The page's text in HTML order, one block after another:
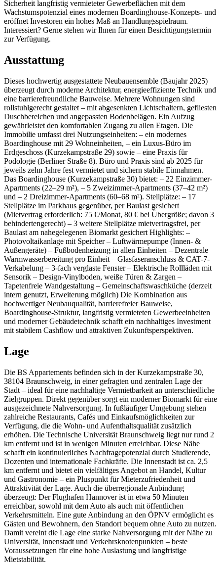
Sicherheit langfristig vermieteter Gewerbeflächen mit dem
Wachstumspotenzial eines modernen Boardinghouse-Konzepts- und
eröffnet Investoren ein hohes Maß an Handlungsspielraum.
Interessiert? Gerne stehen wir Ihnen für einen Besichtigungstermin
zur Verfügung.
Ausstattung
Dieses hochwertig ausgestattete Neubauensemble (Baujahr 2025)
überzeugt durch moderne Architektur, energieeffiziente Technik und
eine barrierefreundliche Bauweise. Mehrere Wohnungen sind
rollstuhlgerecht gestaltet – mit abgesenkten Lichtschaltern, gefliesten
Duschbereichen und angepassten Bodenbelägen. Ein Aufzug
gewährleistet den komfortablen Zugang zu allen Etagen. Die
Immobilie umfasst drei Nutzungseinheiten: – ein modernes
Boardinghouse mit 29 Wohneinheiten, – ein Luxus-Büro im
Erdgeschoss (Kurzekampstraße 29) sowie – eine Praxis für
Podologie (Berliner Straße 8). Büro und Praxis sind ab 2025 für
jeweils zehn Jahre fest vermietet und sichern stabile Einnahmen.
Das Boardinghouse (Kurzekampstraße 30) bietet: – 22 Einzimmer-
Apartments (22–29 m²), – 5 Zweizimmer-Apartments (37–42 m²)
und – 2 Dreizimmer-Apartments (60–68 m²). Stellplätze: – 17
Stellplätze im Parkhaus gegenüber, per Baulast gesichert
(Mietvertrag erforderlich: 75 €/Monat, 80 € bei Übergröße; davon 3
behindertengerecht) – 3 weitere Stellplätze mietvertragsfrei, per
Baulast am nahegelegenen Biomarkt gesichert Highlights: –
Photovoltaikanlage mit Speicher – Luftwärmepumpe (Innen- &
Außengeräte) – Fußbodenheizung in allen Einheiten – Dezentrale
Warmwasserbereitung pro Einheit – Glasfaseranschluss & CAT-7-
Verkabelung – 3-fach verglaste Fenster – Elektrische Rollläden mit
Sensorik – Design-Vinylboden, weiße Türen & Zargen –
Tapetenfreie Wandgestaltung – Gemeinschaftswaschküche (derzeit
intern genutzt, Erweiterung möglich) Die Kombination aus
hochwertiger Neubauqualität, barrierefreier Bauweise,
Boardinghouse-Struktur, langfristig vermieteten Gewerbeeinheiten
und moderner Gebäudetechnik schafft ein nachhaltiges Investment
mit stabilem Cashflow und attraktiven Zukunftsperspektiven.
Lage
Die BS Appartements befinden sich in der Kurzekampstraße 30,
38104 Braunschweig, in einer gefragten und zentralen Lage der
Stadt – ideal für eine nachhaltige Vermietbarkeit an unterschiedliche
Zielgruppen. Direkt gegenüber sorgt ein moderner Biomarkt für eine
ausgezeichnete Nahversorgung. In fußläufiger Umgebung stehen
zahlreiche Restaurants, Cafés und Einkaufsmöglichkeiten zur
Verfügung, die die Wohn- und Aufenthaltsqualität zusätzlich
erhöhen. Die Technische Universität Braunschweig liegt nur rund 2
km entfernt und ist in wenigen Minuten erreichbar. Diese Nähe
schafft ein kontinuierliches Nachfragepotenzial durch Studierende,
Dozenten und internationale Fachkräfte. Die Innenstadt ist ca. 2,5
km entfernt und bietet ein vielfältiges Angebot an Handel, Kultur
und Gastronomie – ein Pluspunkt für Mieterzufriedenheit und
Attraktivität der Lage. Auch die überregionale Anbindung
überzeugt: Der Flughafen Hannover ist in etwa 50 Minuten
erreichbar, sowohl mit dem Auto als auch mit öffentlichen
Verkehrsmitteln. Eine gute Anbindung an den ÖPNV ermöglicht es
Gästen und Bewohnern, den Standort bequem ohne Auto zu nutzen.
Damit vereint die Lage eine starke Nahversorgung mit der Nähe zu
Universität, Innenstadt und Verkehrsknotenpunkten – beste
Voraussetzungen für eine hohe Auslastung und langfristige
Mietstabilität.